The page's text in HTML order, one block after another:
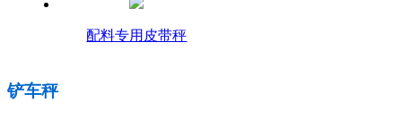
配料专用皮带秤
铲车秤